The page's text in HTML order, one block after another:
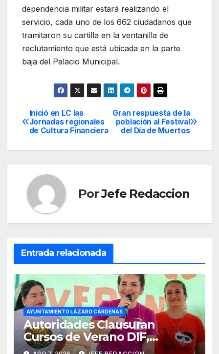
dependencia militar estará realizando el
servicio, cada uno de los 662 ciudadanos que
tramitaron su cartilla en la ventanilla de
reclutamiento que está ubicada en la parte
baja del Palacio Municipal.
Navegación
de
Gran respuesta de la
población al Festival
del Día de Muertos
Inició en LC las
Jornadas regionales
de Cultura Financiera
PorJefe Redaccion
Entrada relacionada
AYUNTAMIENTO LÁZARO CÁRDENAS
Autoridades Clausuran
Cursos de Verano DIF,
Seguridad Pública y Casa de